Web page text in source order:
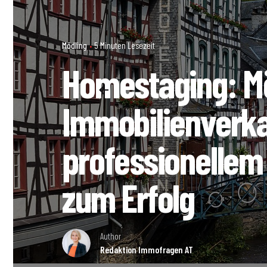
Mödling 5 Minuten Lesezeit
Homestaging:
zum Erfolg
Author
Redaktion Immofragen AT